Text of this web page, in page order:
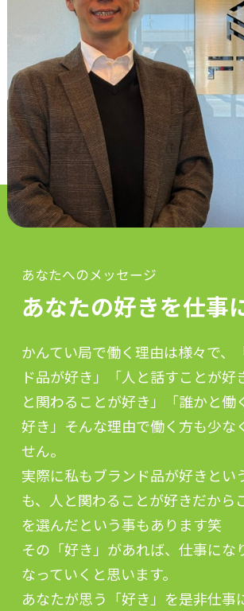
あなたへのメッセージ
あなたの好きを仕事
かんてい局で働く理由は様々で、
ド品が好き」「人と話すことが好
と関わることが好き」「誰かと働
好き」そんな理由で働く方も少な
せん。
実際に私もブランド品が好きとい
も、人と関わることが好きだから
を選んだという事もあります笑
その「好き」があれば、仕事にな
なっていくと思います。
あなたが思う「好き」を是非仕事